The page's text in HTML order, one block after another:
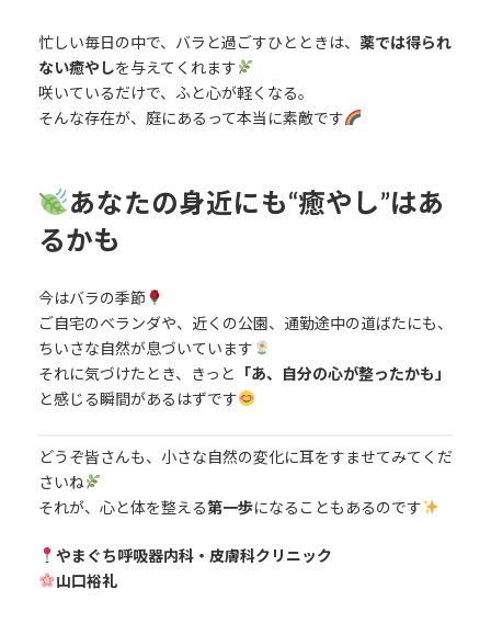
忙しい毎日の中で、バラと過ごすひとときは、 薬では得られ
ない癒やしを与えてくれます
咲いているだけで、ふと心が軽くなる。
そんな存在が、庭にあるって本当に素敵です
あなたの身近にも“癒やし”はあ
るかも
今はバラの季節
ご自宅のベランダや、近くの公園、通勤途中の道ばたにも、
ちいさな自然が息づいています
それに気づけたとき、きっと 「あ、自分の心が整ったかも」
と感じる瞬間があるはずです
どうぞ皆さんも、小さな自然の変化に耳をすませてみてくだ
さいね
それが、心と体を整える第一歩になることもあるのです
やまぐち呼吸器内科・皮膚科クリニック
山口裕礼